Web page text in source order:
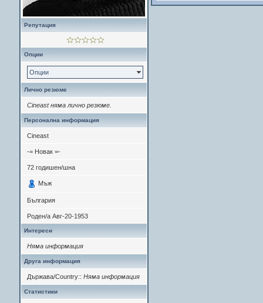
Репутация
Опции
Опции
Лично резюме
Cineast няма лично резюме.
Персонална информация
Cineast
-= Новак =-
72 годишен/шна
Мъж
България
Роден/аАвг-20-1953
Интереси
Няма информация
Друга информация
Държава/Country::Няма информация
Статистики